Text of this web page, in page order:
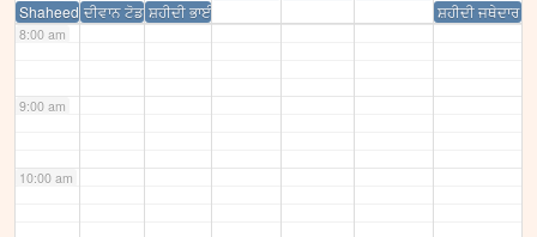
Shaheedi Chhottey Sahibzadey
ਦੀਵਾਨ ਟੋਡਰ ਮੱਲ ਵੱਲੋਂ ਸਾਹਿਬਜਾਦਿਆ ਅਤੇ ਮਾਤਾ ਗੁਜਰ ਕੌਰ ਜੀ ਦਾ ਸੰਸਕਾਰ
ਸ਼ਹੀਦੀ ਭਾਈ ਧਰਮ ਸਿੰਘ ਜੀ ਕਾਸ਼ਤੀਵਾਲ
ਸ਼ਹੀਦੀ ਜਥੇਦਾਰ
8:00 am
9:00 am
10:00 am